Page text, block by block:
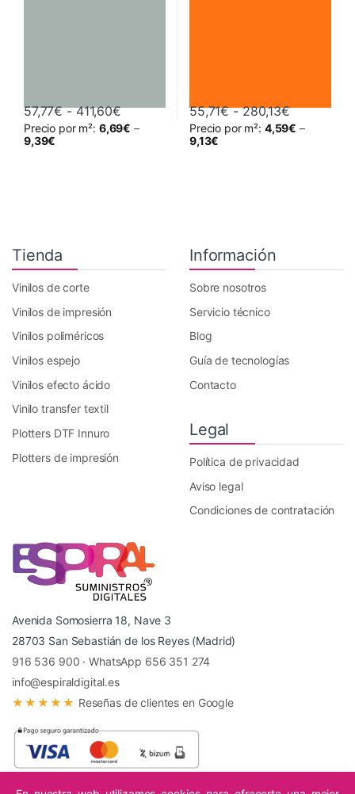
57,77€ - 411,60€Rango de precios: desde 57,77€ hasta
Precio por m²: 6,69€ –
9,39€
Este producto tiene múltiples variantes. Las opciones se
55,71€ - 280,13€Rango de
Precio por m²: 4,59€ –
9,13€
Este producto tiene múltiples
Tienda
Vinilos de corte
Vinilos de impresión
Vinilos poliméricos
Vinilos espejo
Vinilos efecto ácido
Vinilo transfer textil
Plotters DTF Innuro
Plotters de impresión
Información
Sobre nosotros
Servicio técnico
Blog
Guía de tecnologías
Contacto
Legal
Política de privacidad
Aviso legal
Condiciones de contratación
Avenida Somosierra 18, Nave 3
28703 San Sebastián de los Reyes (Madrid)
916 536 900 ·WhatsApp 656 351 274
info@espiraldigital.es
★★★★★ Reseñas de clientes en Google